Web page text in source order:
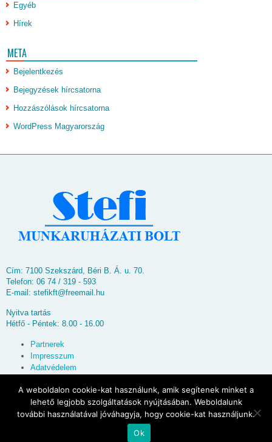
Egyéb
Hírek
META
Bejelentkezés
Bejegyzések hírcsatorna
Hozzászólások hírcsatorna
WordPress Magyarország
Cím: 7100 Szekszárd, Béri B. Á. u. 70.
Telefon: 06 74 / 319 - 593
E-mail: stefikft@freemail.hu
Nyitva tartás
Hétfő - Péntek: 8.00 - 16.00
Partnerek
Impresszum
Adatvédelem
© 2026Stefi Munkaruházati Bolt
Powered byWordPress
A weboldalon cookie-kat használunk, amik segítenek minket a
lehető legjobb szolgáltatások nyújtásában. Weboldalunk
további használatával jóváhagyja, hogy cookie-kat használjunk.
Ok